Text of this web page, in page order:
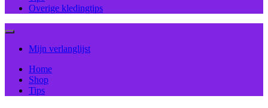
Overige kledingtips
Mijn verlanglijst
Home
Shop
Tips